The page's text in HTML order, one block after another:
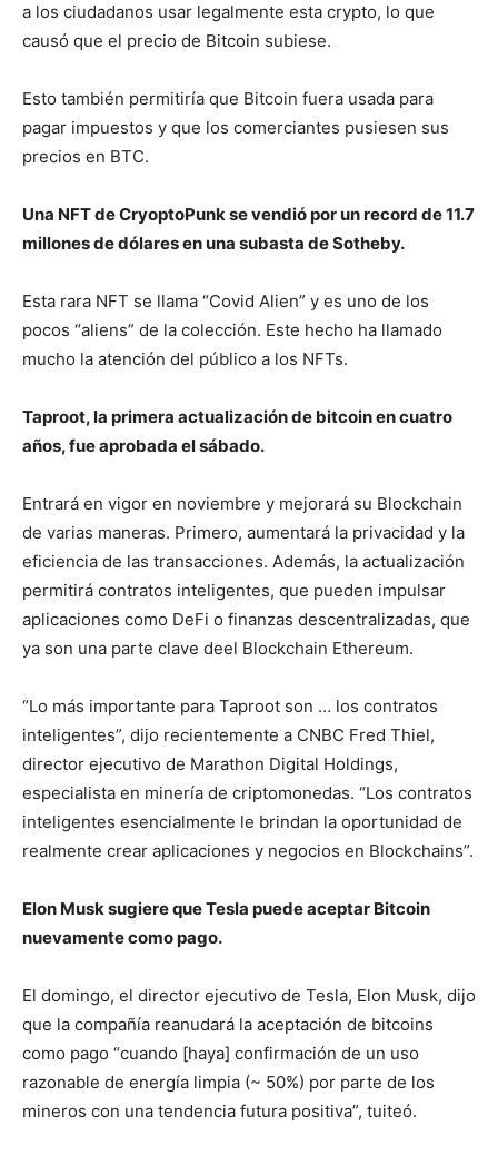
a los ciudadanos usar legalmente esta crypto, lo que
causó que el precio de Bitcoin subiese.
Esto también permitiría que Bitcoin fuera usada para
pagar impuestos y que los comerciantes pusiesen sus
precios en BTC.
Una NFT de CryoptoPunk se vendió por un record de 11.7
millones de dólares en una subasta de Sotheby.
Esta rara NFT se llama “Covid Alien” y es uno de los
pocos “aliens” de la colección. Este hecho ha llamado
mucho la atención del público a los NFTs.
Taproot, la primera actualización de bitcoin en cuatro
años, fue aprobada el sábado.
Entrará en vigor en noviembre y mejorará su Blockchain
de varias maneras. Primero, aumentará la privacidad y la
eficiencia de las transacciones. Además, la actualización
permitirá contratos inteligentes, que pueden impulsar
aplicaciones como DeFi o finanzas descentralizadas, que
ya son una parte clave deel Blockchain Ethereum.
“Lo más importante para Taproot son … los contratos
inteligentes”, dijo recientemente a CNBC Fred Thiel,
director ejecutivo de Marathon Digital Holdings,
especialista en minería de criptomonedas. “Los contratos
inteligentes esencialmente le brindan la oportunidad de
realmente crear aplicaciones y negocios en Blockchains”.
Elon Musk sugiere que Tesla puede aceptar Bitcoin
nuevamente como pago.
El domingo, el director ejecutivo de Tesla, Elon Musk, dijo
que la compañía reanudará la aceptación de bitcoins
como pago “cuando [haya] confirmación de un uso
razonable de energía limpia (~ 50%) por parte de los
mineros con una tendencia futura positiva”, tuiteó.